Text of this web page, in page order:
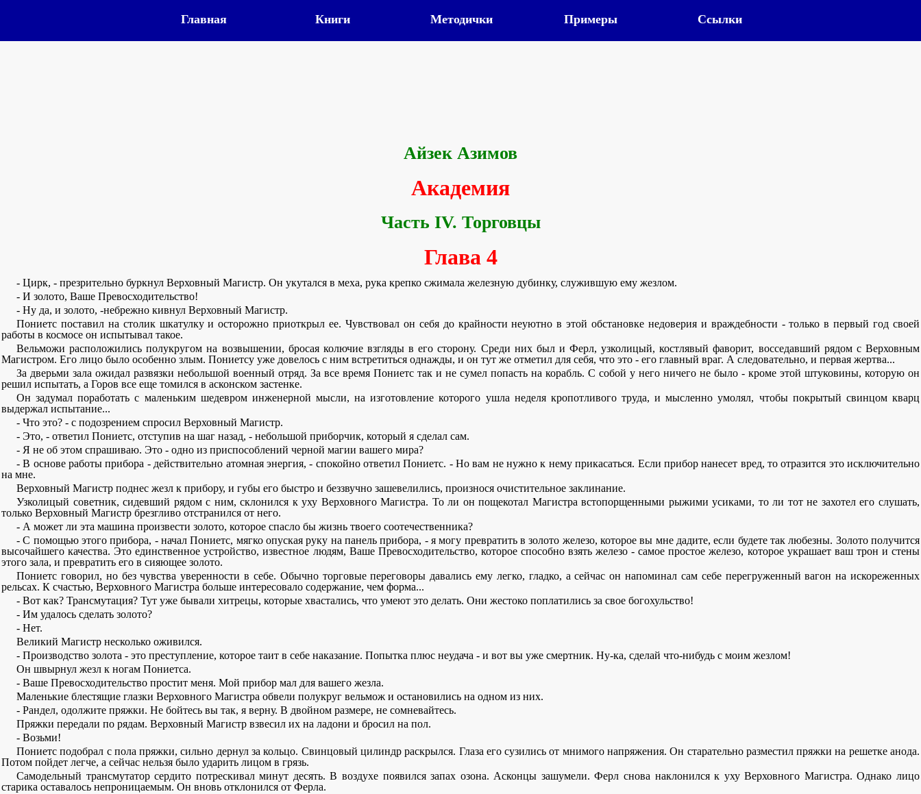
Главная Книги Методички Примеры Ссылки
Айзек Азимов
Академия
Часть IV. Торговцы
Глава 4
- Цирк, - презрительно буркнул Верховный Магистр. Он укутался в меха, рука крепко сжимала железную дубинку, служившую ему жезлом.
- И золото, Ваше Превосходительство!
- Ну да, и золото, -небрежно кивнул Верховный Магистр.
Пониетс поставил на столик шкатулку и осторожно приоткрыл ее. Чувствовал он себя до крайности неуютно в этой обстановке недоверия и враждебности - только в первый год своей
работы в космосе он испытывал такое.
Вельможи расположились полукругом на возвышении, бросая колючие взгляды в его сторону. Среди них был и Ферл, узколицый, костлявый фаворит, восседавший рядом с Верховным
Магистром. Его лицо было особенно злым. Пониетсу уже довелось с ним встретиться однажды, и он тут же отметил для себя, что это - его главный враг. А следовательно, и первая жертва...
За дверьми зала ожидал развязки небольшой военный отряд. За все время Пониетс так и не сумел попасть на корабль. С собой у него ничего не было - кроме этой штуковины, которую он
решил испытать, а Горов все еще томился в асконском застенке.
Он задумал поработать с маленьким шедевром инженерной мысли, на изготовление которого ушла неделя кропотливого труда, и мысленно умолял, чтобы покрытый свинцом кварц
выдержал испытание...
- Что это? - с подозрением спросил Верховный Магистр.
- Это, - ответил Пониетс, отступив на шаг назад, - небольшой приборчик, который я сделал сам.
- Я не об этом спрашиваю. Это - одно из приспособлений черной магии вашего мира?
- В основе работы прибора - действительно атомная энергия, - спокойно ответил Пониетс. - Но вам не нужно к нему прикасаться. Если прибор нанесет вред, то отразится это исключительно
на мне.
Верховный Магистр поднес жезл к прибору, и губы его быстро и беззвучно зашевелились, произнося очистительное заклинание.
Узколицый советник, сидевший рядом с ним, склонился к уху Верховного Магистра. То ли он пощекотал Магистра встопорщенными рыжими усиками, то ли тот не захотел его слушать,
только Верховный Магистр брезгливо отстранился от него.
- А может ли эта машина произвести золото, которое спасло бы жизнь твоего соотечественника?
- С помощью этого прибора, - начал Пониетс, мягко опуская руку на панель прибора, - я могу превратить в золото железо, которое вы мне дадите, если будете так любезны. Золото получится
высочайшего качества. Это единственное устройство, известное людям, Ваше Превосходительство, которое способно взять железо - самое простое железо, которое украшает ваш трон и стены
этого зала, и превратить его в сияющее золото.
Пониетс говорил, но без чувства уверенности в себе. Обычно торговые переговоры давались ему легко, гладко, а сейчас он напоминал сам себе перегруженный вагон на искореженных
рельсах. К счастью, Верховного Магистра больше интересовало содержание, чем форма...
- Вот как? Трансмутация? Тут уже бывали хитрецы, которые хвастались, что умеют это делать. Они жестоко поплатились за свое богохульство!
- Им удалось сделать золото?
- Нет.
Великий Магистр несколько оживился.
- Производство золота - это преступление, которое таит в себе наказание. Попытка плюс неудача - и вот вы уже смертник. Ну-ка, сделай что-нибудь с моим жезлом!
Он швырнул жезл к ногам Пониетса.
- Ваше Превосходительство простит меня. Мой прибор мал для вашего жезла.
Маленькие блестящие глазки Верховного Магистра обвели полукруг вельмож и остановились на одном из них.
- Рандел, одолжите пряжки. Не бойтесь вы так, я верну. В двойном размере, не сомневайтесь.
Пряжки передали по рядам. Верховный Магистр взвесил их на ладони и бросил на пол.
- Возьми!
Пониетс подобрал с пола пряжки, сильно дернул за кольцо. Свинцовый цилиндр раскрылся. Глаза его сузились от мнимого напряжения. Он старательно разместил пряжки на решетке анода.
Потом пойдет легче, а сейчас нельзя было ударить лицом в грязь.
Самодельный трансмутатор сердито потрескивал минут десять. В воздухе появился запах озона. Асконцы зашумели. Ферл снова наклонился к уху Верховного Магистра. Однако лицо
старика оставалось непроницаемым. Он вновь отклонился от Ферла.